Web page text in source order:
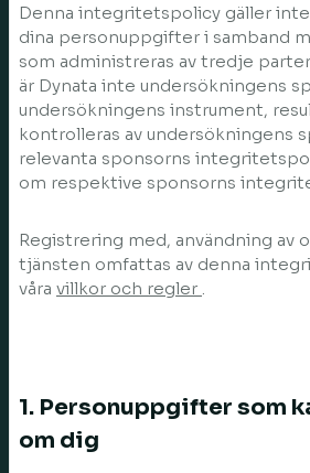
Denna integritetspolicy gäller
dina personuppgifter i samband
som administreras av tredje
är Dynata inte undersökningens
undersökningens instrument,
kontrolleras av undersökningens
relevanta sponsorns
om respektive sponsorns
Registrering med, användning av
tjänsten omfattas av denna
våra villkor och regler .
1. Personuppgifter som
om dig